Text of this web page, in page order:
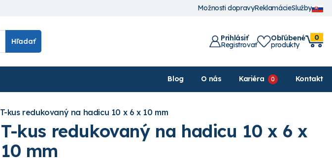
Možnosti dopravyReklamácieSlužby
Hľadať Prihlásiť
Registrovať
Obľúbené
produkty
0
Blog O nás Kariéra Kontakt
T-kus redukovaný na hadicu 10 x 6 x 10 mm
T-kus redukovaný na hadicu 10 x 6 x
10 mm